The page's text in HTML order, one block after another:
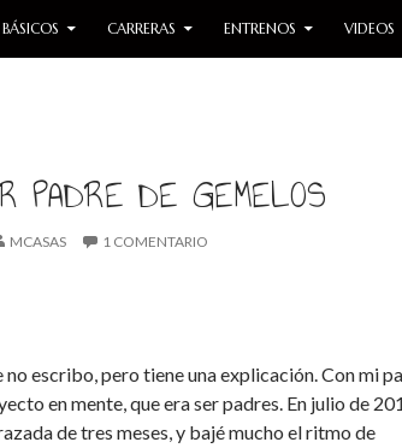
BÁSICOS CARRERAS ENTRENOS VIDEOS
PADRE DE GEMELOS
MCASAS 1 COMENTARIO
no escribo, pero tiene una explicación. Con mi
en mente, que era ser padres. En julio de
de tres meses, y bajé mucho el ritmo de